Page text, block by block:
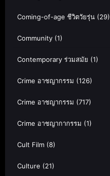
Coming-of-age ชีวิตวัยรุ่น (29)
Community (1)
Contemporary ร่วมสมัย (1)
Crime อาชญากรรม (126)
Crime อาชญากรรม (717)
Crime อาชญากากรรม (1)
Cult Film (8)
Culture (21)